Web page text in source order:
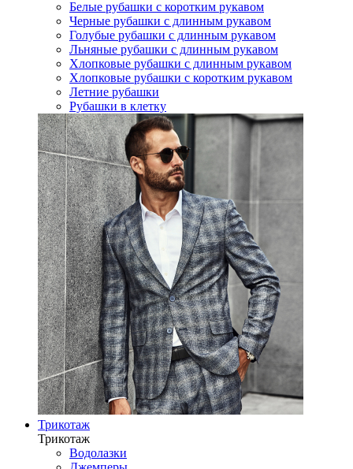
Белые рубашки с коротким рукавом
Черные рубашки с длинным рукавом
Голубые рубашки с длинным рукавом
Льняные рубашки с длинным рукавом
Хлопковые рубашки с длинным рукавом
Хлопковые рубашки с коротким рукавом
Летние рубашки
Рубашки в клетку
Трикотаж
Трикотаж
Водолазки